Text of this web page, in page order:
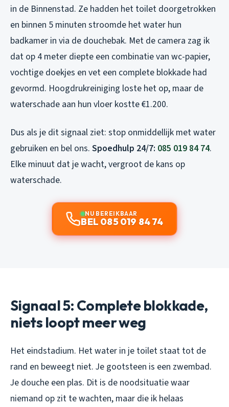
in de Binnenstad. Ze hadden het toilet doorgetrokken
en binnen 5 minuten stroomde het water hun
badkamer in via de douchebak. Met de camera zag ik
dat op 4 meter diepte een combinatie van wc-papier,
vochtige doekjes en vet een complete blokkade had
gevormd. Hoogdrukreiniging loste het op, maar de
waterschade aan hun vloer kostte €1.200.
Dus als je dit signaal ziet: stop onmiddellijk met water
gebruiken en bel ons. Spoedhulp 24/7: 085 019 84 74.
Elke minuut dat je wacht, vergroot de kans op
waterschade.
NU BEREIKBAAR
BEL 085 019 84 74
Signaal 5: Complete blokkade,
niets loopt meer weg
Het eindstadium. Het water in je toilet staat tot de
rand en beweegt niet. Je gootsteen is een zwembad.
Je douche een plas. Dit is de noodsituatie waar
niemand op zit te wachten, maar die ik helaas